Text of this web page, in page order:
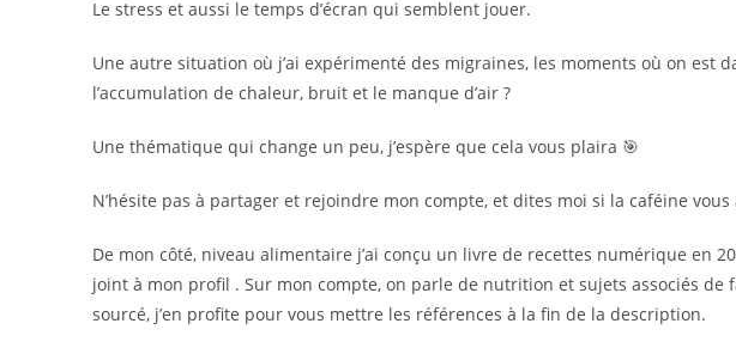
Le stress et aussi le temps d’écran qui semblent jouer.
Une autre situation où j’ai expérimenté des migraines, les moments où on est
l’accumulation de chaleur, bruit et le manque d’air ?
Une thématique qui change un peu, j’espère que cela vous plaira 🎯
N’hésite pas à partager et rejoindre mon compte, et dites moi si la caféine
De mon côté, niveau alimentaire j’ai conçu un livre de recettes numérique en
joint à mon profil . Sur mon compte, on parle de nutrition et sujets associés de
sourcé, j’en profite pour vous mettre les références à la fin de la description.